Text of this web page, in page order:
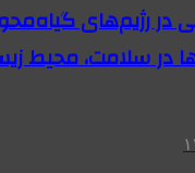
در رژیم‌های
در سلامت، محیط